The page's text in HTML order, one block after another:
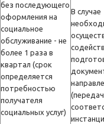
без последующего
оформления на
социальное
обслуживание - не
более 1 раза в
квартал (срок
определяется
потребностью
получателя
социальных услуг)
В случае